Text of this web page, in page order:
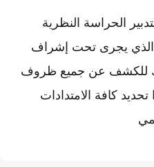
الحراسة النظرية
الذي يجرى تحت إشراف
للكشف عن جميع ظروف
كافة الامتدادات